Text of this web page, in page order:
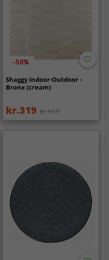
-50%
Shaggy Indoor-Outdoor -
Bronx (cream)
kr.319 kr.619